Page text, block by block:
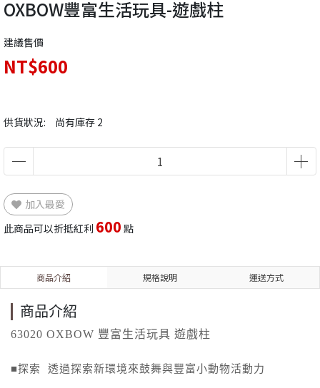
OXBOW豐富生活玩具-遊戲柱
建議售價
NT$600
供貨狀況: 尚有庫存 2
加入最愛
此商品可以折抵紅利 600 點
商品介紹 規格說明 運送方式
商品介紹
63020 OXBOW 豐富生活玩具 遊戲柱
■探索 透過探索新環境來鼓舞與豐富小動物活動力